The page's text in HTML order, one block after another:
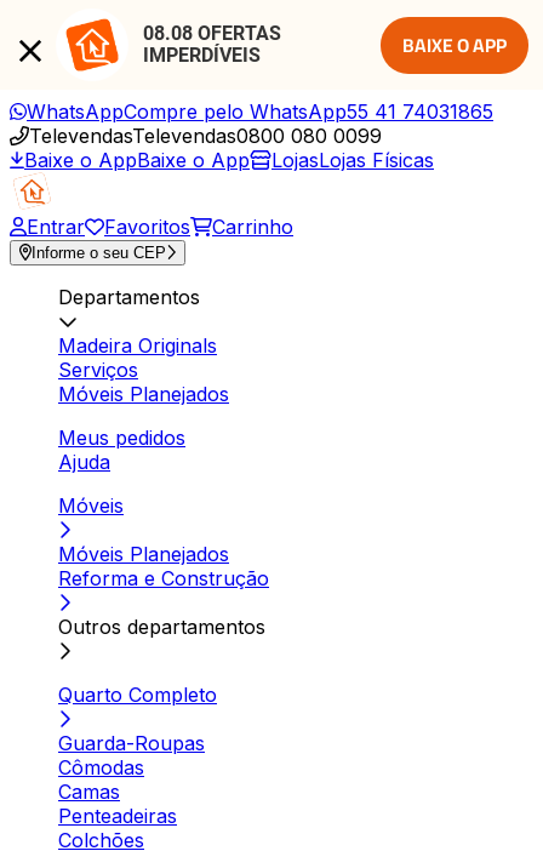
08.08 OFERTAS
IMPERDÍVEIS
BAIXE O APP
WhatsAppCompre pelo WhatsApp55 41 74031865
TelevendasTelevendas0800 080 0099
Baixe o AppBaixe o App LojasLojas Físicas
Entrar Favoritos Carrinho
Informe o seu CEP
Departamentos
Madeira Originals
Serviços
Móveis Planejados
Meus pedidos
Ajuda
Móveis
Móveis Planejados
Reforma e Construção
Outros departamentos
Quarto Completo
Guarda-Roupas
Cômodas
Camas
Penteadeiras
Colchões